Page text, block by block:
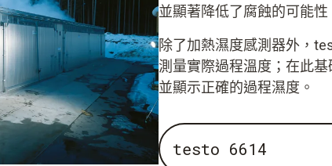
並顯著降低了腐蝕的可能性
除了加熱濕度感測器外，
測量實際過程溫度；在此
並顯示正確的過程濕度。
testo 6614